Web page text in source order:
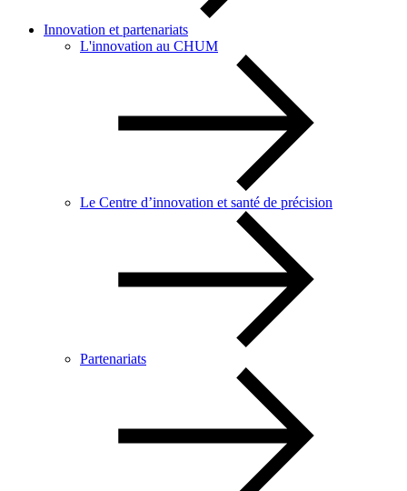
Innovation et partenariats
L'innovation au CHUM
Le Centre d’innovation et santé de précision
Partenariats